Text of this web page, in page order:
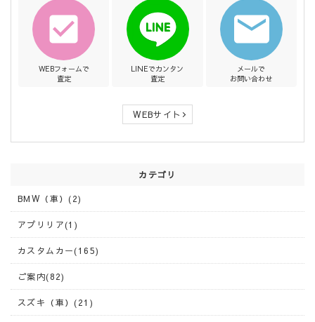
WEBフォームで
査定
LINEでカンタン
査定
メールで
お問い合わせ
WEBサイト
カテゴリ
BMW（車）(2)
アプリリア(1)
カスタムカー(165)
ご案内(82)
スズキ（車）(21)